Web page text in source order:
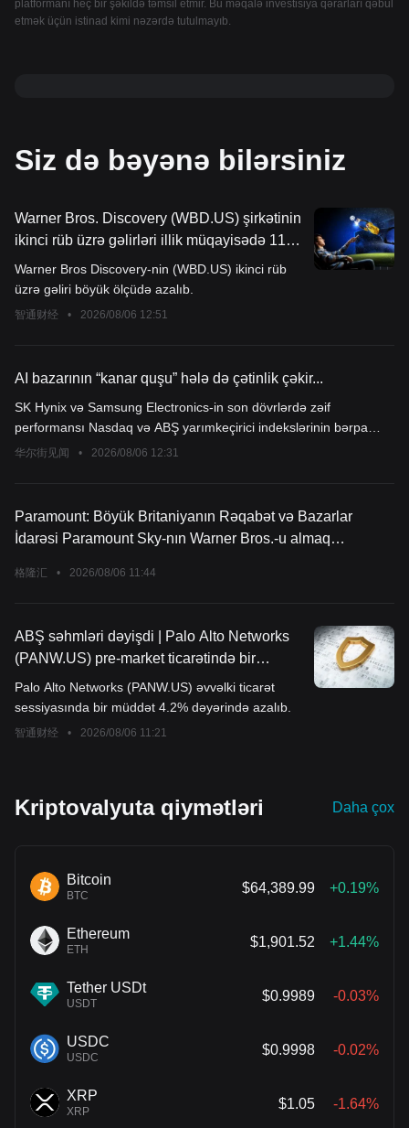
platformanı heç bir şəkildə təmsil etmir. Bu məqalə investisiya qərarları qəbul
etmək üçün istinad kimi nəzərdə tutulmayıb.
Siz də bəyənə bilərsiniz
Warner Bros. Discovery (WBD.US) şirkətinin
ikinci rüb üzrə gəlirləri illik müqayisədə 11%
azalıb, axın platformasının artımı ənənəvi
biznesin tənəzzülünü kompensasiya edə
bilmir; Böyük Britaniya Paramount-un satın
Warner Bros Discovery-nin (WBD.US) ikinci rüb
üzrə gəliri böyük ölçüdə azalıb.
智通财经 • 2026/08/06 12:51
AI bazarının “kanar quşu” hələ də çətinlik çəkir...
SK Hynix və Samsung Electronics-in son dövrlərdə zəif
performansı Nasdaq və ABŞ yarımkeçirici indekslərinin bərpa
olunması ilə ziddiyyət təşkil edir. Bu şirkətlər AI hardware
tələbinin canlanması siqnalı təsdiqlənməyib və investorlar üçün
əsas sual artıq "AI hələ də böyüyürmü?" yox, "Bu bərpa
həqiqətən fundamental faktorlarla, yoxsa kapitalın yenidən
bölüşdürülməsi nəticəsində yaranan texniki düzəlişdir?" sualına
华尔街见闻 • 2026/08/06 12:31
Paramount: Böyük Britaniyanın Rəqabət və Bazarlar
İdarəsi Paramount Sky-nın Warner Bros.-u almaq
格隆汇 • 2026/08/06 11:44
ABŞ səhmləri dəyişdi | Palo Alto Networks
(PANW.US) pre-market ticarətində bir
müddət 4% ucuzlaşdı, Çində məhsullarının
satışı kibertəhlükəsizlik yoxlamasına məruz
qaldı.
Palo Alto Networks (PANW.US) əvvəlki ticarət
sessiyasında bir müddət 4.2% dəyərində azalıb.
智通财经 • 2026/08/06 11:21
Kriptovalyuta qiymətləri Daha çox
Bitcoin
BTC
$64,389.99 +0.19%
Ethereum
ETH
$1,901.52 +1.44%
Tether USDt
USDT
$0.9989 -0.03%
USDC
USDC
$0.9998 -0.02%
XRP
XRP
$1.05 -1.64%